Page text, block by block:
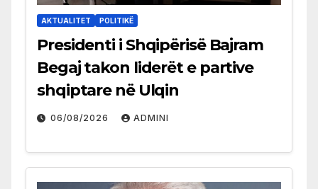
AKTUALITET POLITIKË
Presidenti i Shqipërisë Bajram
Begaj takon liderët e partive
shqiptare në Ulqin
06/08/2026 ADMINI